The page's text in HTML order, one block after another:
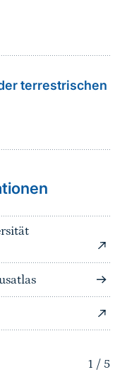
terrestrischen
1 / 5